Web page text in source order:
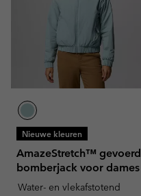
Nieuwe kleuren
AmazeStretch™ gevoerd
bomberjack voor dames
Water- en vlekafstotend